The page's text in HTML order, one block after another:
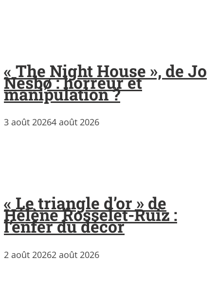
« The Night House », de Jo
Nesbø : horreur et
manipulation ?
3 août 20264 août 2026
« Le triangle d’or » de
Hélène Rosselet-Ruiz :
l’enfer du décor
2 août 20262 août 2026